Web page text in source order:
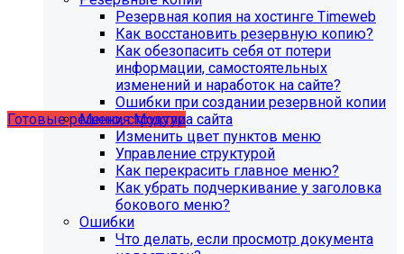
Учебные курсы
по работе с готовыми решениями и модулями
размещены в разделе "Учебные курсы"
Готовые решенияМодули
Резервная копия на хостинге Timeweb
Как восстановить резервную копию?
Как обезопасить себя от потери
информации, самостоятельных
изменений и наработок на сайте?
Ошибки при создании резервной копии
Меню, структура сайта
Изменить цвет пунктов меню
Управление структурой
Как перекрасить главное меню?
Как убрать подчеркивание у заголовка
бокового меню?
Ошибки
Что делать, если просмотр документа